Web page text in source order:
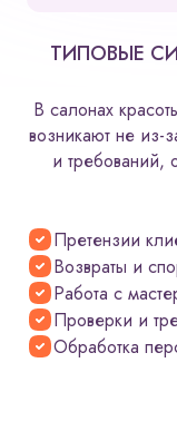
ТИПОВЫЕ
В салонах
возникают не из-
и требований,
Претензии
Возвраты и
Работа с
Проверки и
Обработка